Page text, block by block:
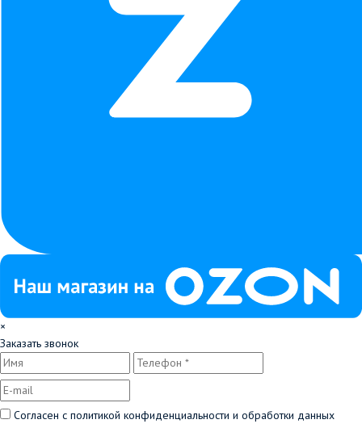
×
Заказать звонок
Согласен с политикой конфиденциальности и обработки данных